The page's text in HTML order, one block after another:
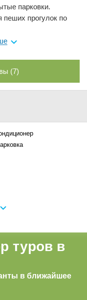
парковки.
пеших прогулок по
(7)
туров в
в ближайшее